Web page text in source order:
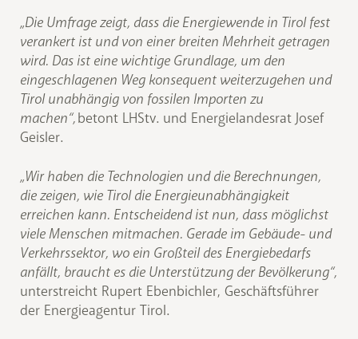
„Die Umfrage zeigt, dass die Energiewende in Tirol fest
verankert ist und von einer breiten Mehrheit getragen
wird. Das ist eine wichtige Grundlage, um den
eingeschlagenen Weg konsequent weiterzugehen und
Tirol unabhängig von fossilen Importen zu
machen“,betont LHStv. und Energielandesrat Josef
Geisler.
„Wir haben die Technologien und die Berechnungen,
die zeigen, wie Tirol die Energieunabhängigkeit
erreichen kann. Entscheidend ist nun, dass möglichst
viele Menschen mitmachen. Gerade im Gebäude- und
Verkehrssektor, wo ein Großteil des Energiebedarfs
anfällt, braucht es die Unterstützung der Bevölkerung“,
unterstreicht Rupert Ebenbichler, Geschäftsführer
der Energieagentur Tirol.